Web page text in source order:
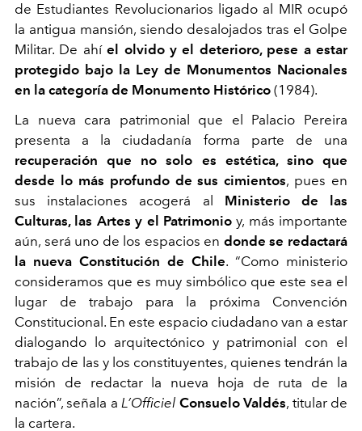
de Estudiantes Revolucionarios ligado al MIR ocupó
la antigua mansión, siendo desalojados tras el Golpe
Militar. De ahíel olvido y el deterioro, pese a estar
protegido bajo la Ley de Monumentos Nacionales
en la categoría de Monumento Histórico (1984).
La nueva cara patrimonial que el Palacio Pereira
presenta a la ciudadanía forma parte de una
recuperación que no solo es estética, sino que
desde lo más profundo de sus cimientos, pues en
sus instalaciones acogerá al Ministerio de las
Culturas, las Artes y el Patrimonioy, más importante
aún, será uno de los espacios en donde se redactará
la nueva Constitución de Chile. “Como ministerio
consideramos que es muy simbólico que este sea el
lugar de trabajo para la próxima Convención
Constitucional. En este espacio ciudadano van a estar
dialogando lo arquitectónico y patrimonial con el
trabajo de las y los constituyentes, quienes tendrán la
misión de redactar la nueva hoja de ruta de la
nación”, señala aL’Officiel Consuelo Valdés, titular de
la cartera.